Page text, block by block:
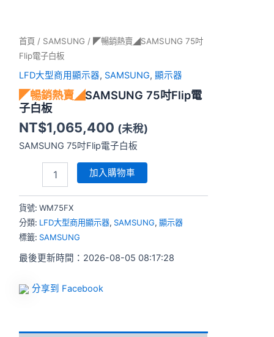
首頁 / SAMSUNG / ◤暢銷熱賣◢SAMSUNG 75吋
Flip電子白板
LFD大型商用顯示器, SAMSUNG,顯示器
◤暢銷熱賣◢SAMSUNG 75吋Flip電
子白板
NT$1,065,400 (未稅)
SAMSUNG 75吋Flip電子白板
加入購物車
貨號:WM75FX
分類: LFD大型商用顯示器, SAMSUNG,顯示器
標籤: SAMSUNG
最後更新時間：2026-08-05 08:17:28
分享到 Facebook